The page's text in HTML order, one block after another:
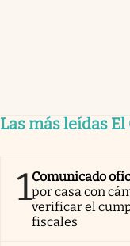
Las más leídas
1Comunicado
por casa con
verificar el
fiscales